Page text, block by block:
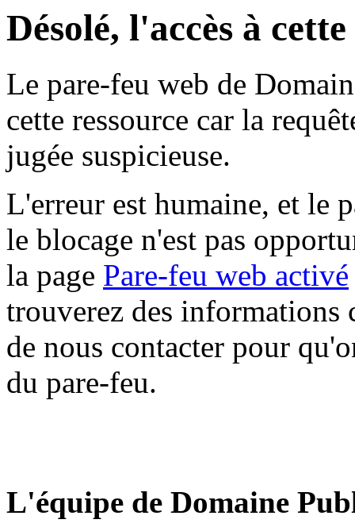
Désolé, l'accès à
Le pare-feu web de
cette ressource car la
jugée suspicieuse.
L'erreur est humaine, et le
le blocage n'est pas
la page Pare-feu web activé
trouverez des informations
de nous contacter pour
du pare-feu.
L'équipe de Domaine